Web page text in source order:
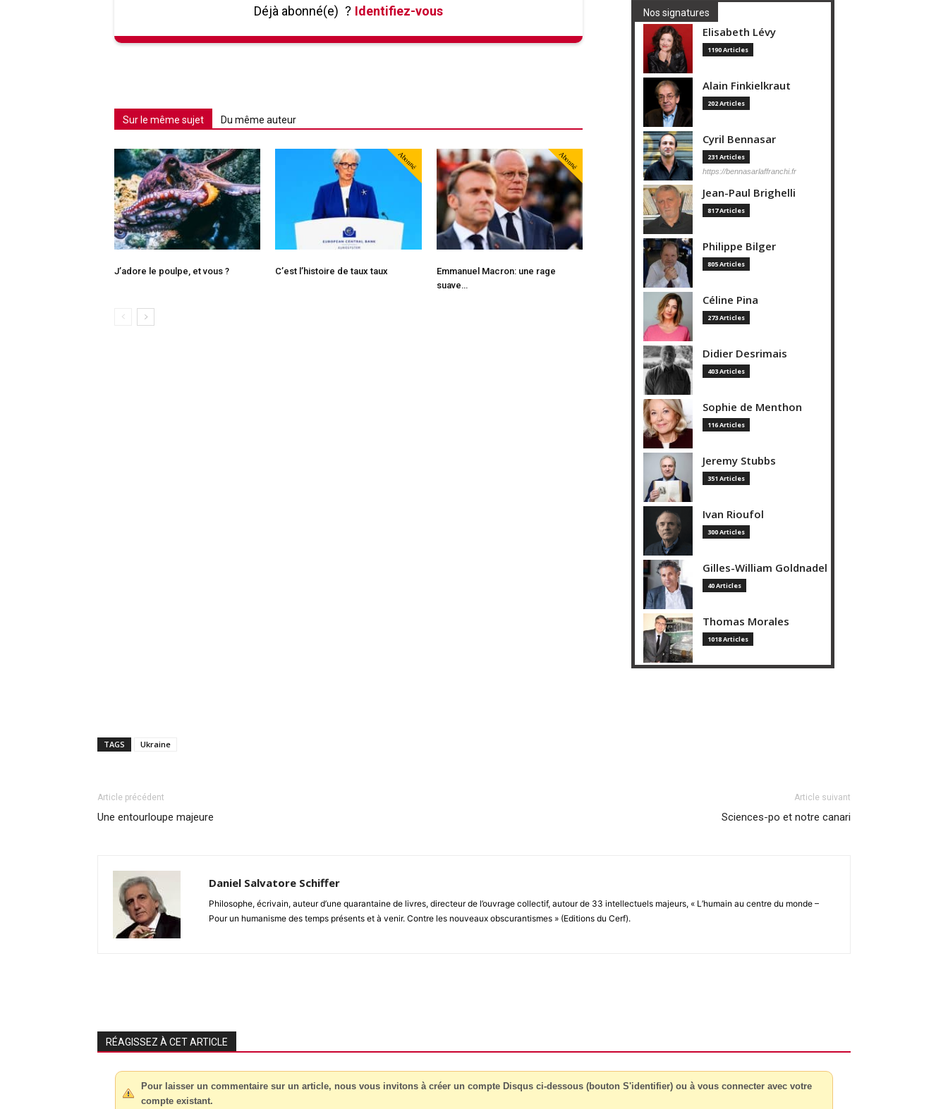
Déjà abonné(e) ? Identifiez-vous
Sur le même sujet Du même auteur
J’adore le poulpe, et vous ?
Abonné
C’est l’histoire de taux taux
Abonné
Emmanuel Macron: une rage
suave…
Nos signatures
Elisabeth Lévy
1190 Articles
Alain Finkielkraut
202 Articles
Cyril Bennasar
231 Articles
https://bennasarlaffranchi.fr
Jean-Paul Brighelli
817 Articles
Philippe Bilger
805 Articles
Céline Pina
273 Articles
Didier Desrimais
403 Articles
Sophie de Menthon
116 Articles
Jeremy Stubbs
351 Articles
Ivan Rioufol
300 Articles
Gilles-William Goldnadel
40 Articles
Thomas Morales
1018 Articles
TAGS Ukraine
Article précédent
Une entourloupe majeure
Article suivant
Sciences-po et notre canari
Daniel Salvatore Schiffer
Philosophe, écrivain, auteur d’une quarantaine de livres, directeur de l’ouvrage collectif, autour de 33 intellectuels majeurs, « L’humain au centre du monde –
Pour un humanisme des temps présents et à venir. Contre les nouveaux obscurantismes » (Editions du Cerf).
RÉAGISSEZ À CET ARTICLE
Pour laisser un commentaire sur un article, nous vous invitons à créer un compte Disqus ci-dessous (bouton S'identifier) ou à vous connecter avec votre
compte existant.